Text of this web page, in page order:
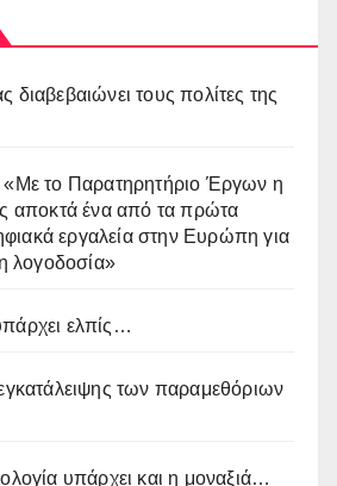
διαβεβαιώνει τους πολίτες της
«Με το Παρατηρητήριο Έργων η
αποκτά ένα από τα πρώτα
εργαλεία στην Ευρώπη για
λογοδοσία»
ελπίς…
των παραμεθόριων
υπάρχει και η μοναξιά…